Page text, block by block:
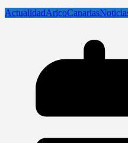
ActualidadAricoCanarias